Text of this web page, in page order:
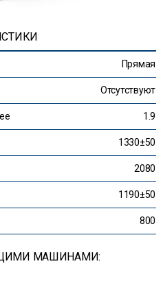
Прямая
Отсутствуют
1.9
1330±50
2080
1190±50
800
МАШИНАМИ: